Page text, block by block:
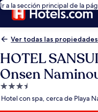
Ir a la sección principal de la
Ver todas las propiedades
HOTEL
Onsen
Propiedad
de
Hotel con spa, cerca de Playa